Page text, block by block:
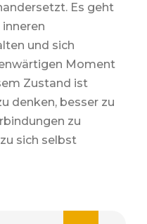
Es geht
und sich
Moment
Zustand ist
denken, besser zu
zu
sich selbst